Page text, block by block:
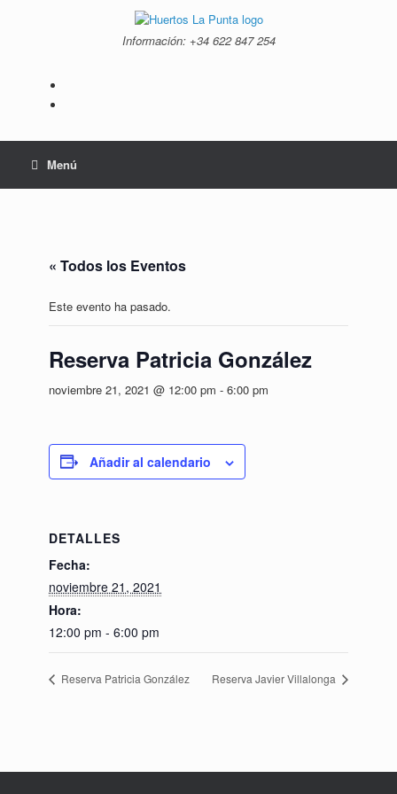
Información: +34 ‭622 847 254‬
Menú
« Todos los Eventos
Este evento ha pasado.
Reserva Patricia González
noviembre 21, 2021 @ 12:00 pm - 6:00 pm
Añadir al calendario
DETALLES
Fecha:
noviembre 21, 2021
Hora:
12:00 pm - 6:00 pm
Reserva Patricia González Reserva Javier Villalonga